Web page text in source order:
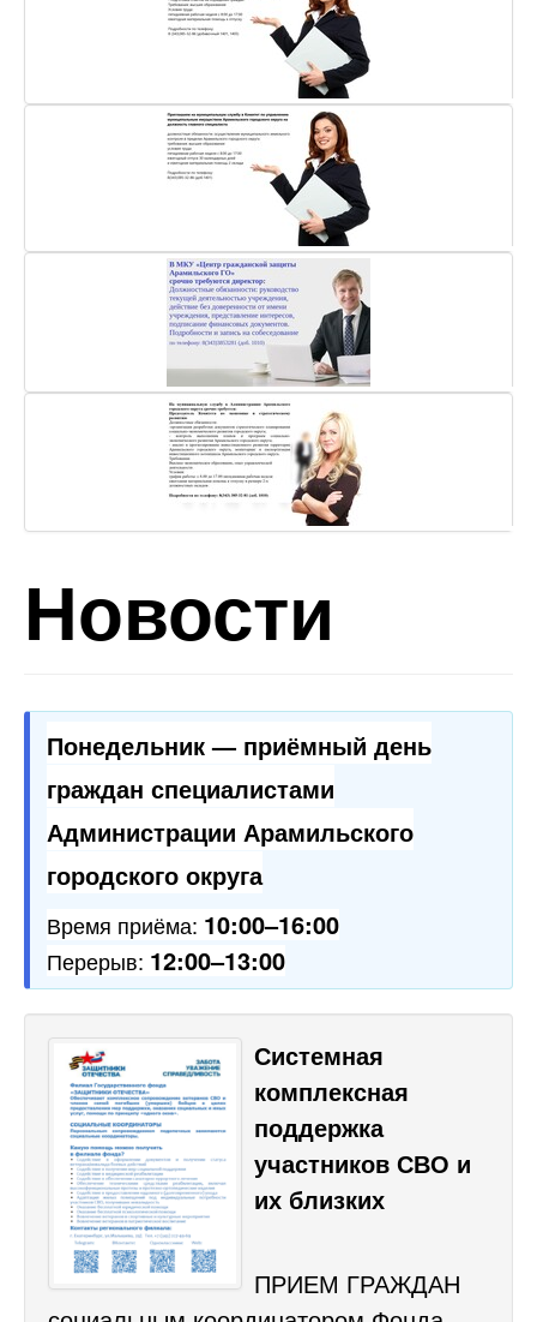
Новости
Понедельник — приёмный день
граждан специалистами
Администрации Арамильского
городского округа
Время приёма: 10:00–16:00
Перерыв: 12:00–13:00
Системная
комплексная
поддержка
участников СВО и
их близких
ПРИЕМ ГРАЖДАН